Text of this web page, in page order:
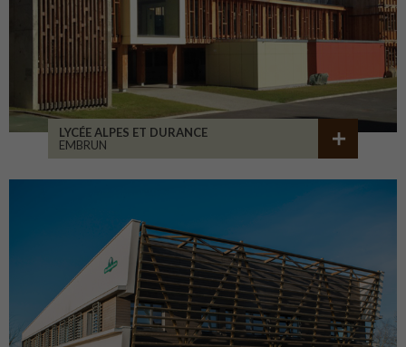
LYCÉE ALPES ET DURANCE
EMBRUN